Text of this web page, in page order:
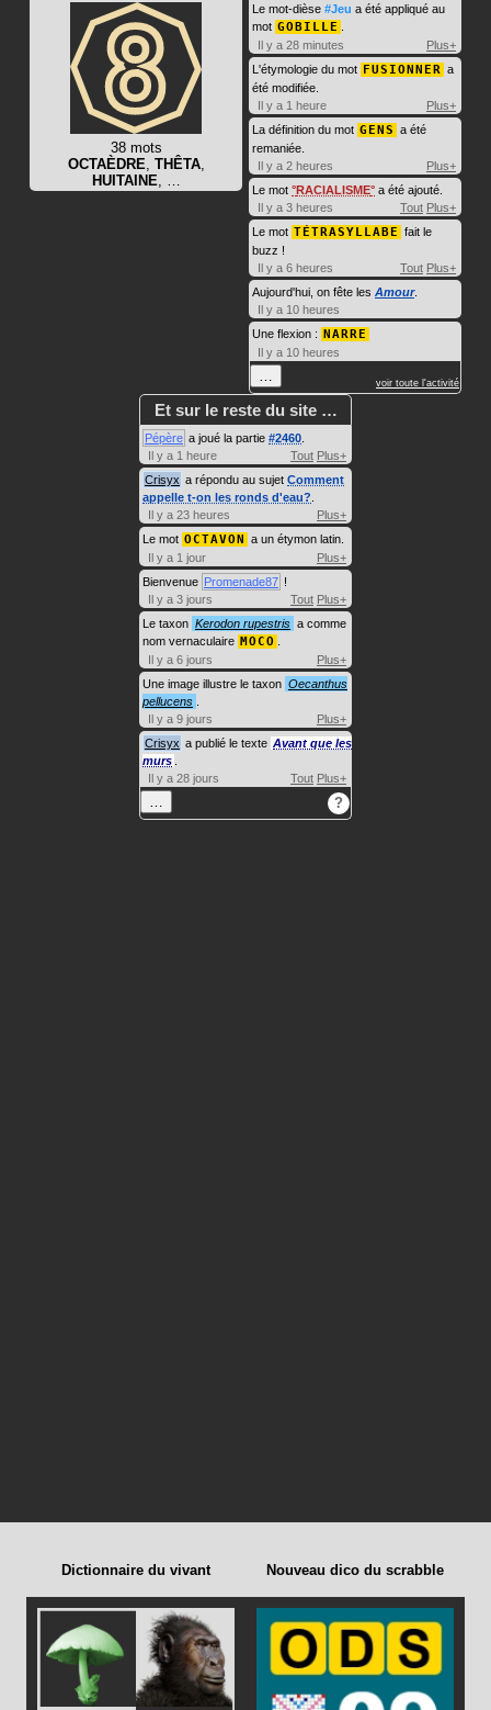
38 mots
OCTAÈDRE THÊTA,
HUITAINE
Le mot-dièse #Jeu a été appliqué au
mot GOBILLE
Il y a 28 minutes
Plus+
L'étymologie du mot FUSIONNER a
été modifiée.
Il y a 1 heure
Plus+
La définition du mot GENS a été
remaniée.
Il y a 2 heures
Plus+
Le mot RACIALISME a été ajouté.
Il y a 3 heures
Tout Plus+
Le mot TÉTRASYLLABE fait le
buzz !
Il y a 6 heures
Tout Plus+
Aujourd'hui, on fête les Amour.
Il y a 10 heures
Une flexion : NARRE
Il y a 10 heures
voir toute l'activité
Et sur le reste du site …
Pépère a joué la partie #2460
Il y a 1 heure
Tout Plus+
Crisyx a répondu au sujet Comment
appelle t-on les ronds d'eau?
Il y a 23 heures
Plus+
Le mot OCTAVON a un étymon latin.
Il y a 1 jour
Plus+
Bienvenue Promenade87 !
Il y a 3 jours
Tout Plus+
Le taxon Kerodon rupestris a comme
nom vernaculaire MOCO
Il y a 6 jours
Plus+
Une image illustre le taxon Oecanthus
pellucens
Il y a 9 jours
Plus+
Crisyx a publié le texte Avant que les
murs
Il y a 28 jours
Tout Plus+
?
Dictionnaire du vivant Nouveau dico du scrabble